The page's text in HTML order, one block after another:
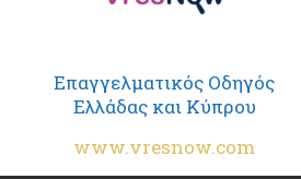
Επαγγελματικός Οδηγός
Ελλάδας και Κύπρου
www.vresnow.com